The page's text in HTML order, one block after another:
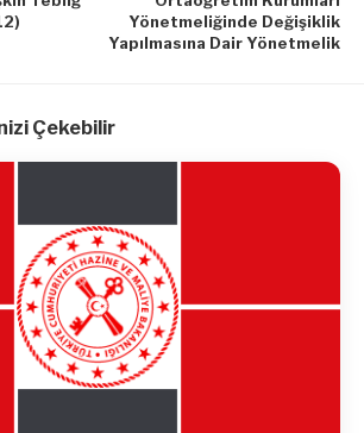
Yönetmeliğinde Değişiklik
Yapılmasına Dair Yönetmelik
Çekebilir